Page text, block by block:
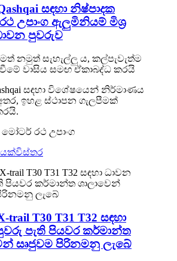
සඳහා නිෂ්පාදක
උපාංග ඇලුමිනියම් මිශ්‍ර
පුවරුව
නමුත් සැහැල්ලු ය, කල්පැවැත්ම
වීමේ වාසිය සමඟ ඒකාබද්ධ කරයි
සඳහා විශේෂයෙන් නිර්මාණය
ඉහළ ස්ථාපන ගැලපීමක්
රථ උපාංග
විස්තර
trail T30 T31 T32 සඳහා
පැති පියවර කර්මාන්ත
සෘජුවම පිරිනමනු ලැබේ